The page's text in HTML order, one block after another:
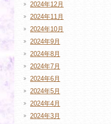
2024年12月
2024年11月
2024年10月
2024年9月
2024年8月
2024年7月
2024年6月
2024年5月
2024年4月
2024年3月